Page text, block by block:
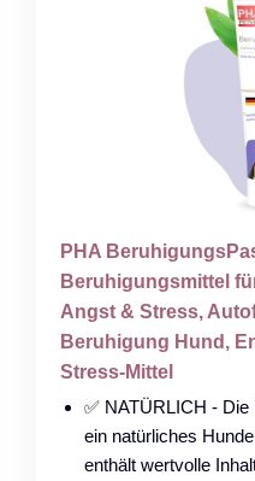
PHA
Beruhigungsmittel
Angst & Stress,
Beruhigung Hund,
Stress-Mittel
✅ NATÜRLICH -
ein natürliches
enthält wertvolle